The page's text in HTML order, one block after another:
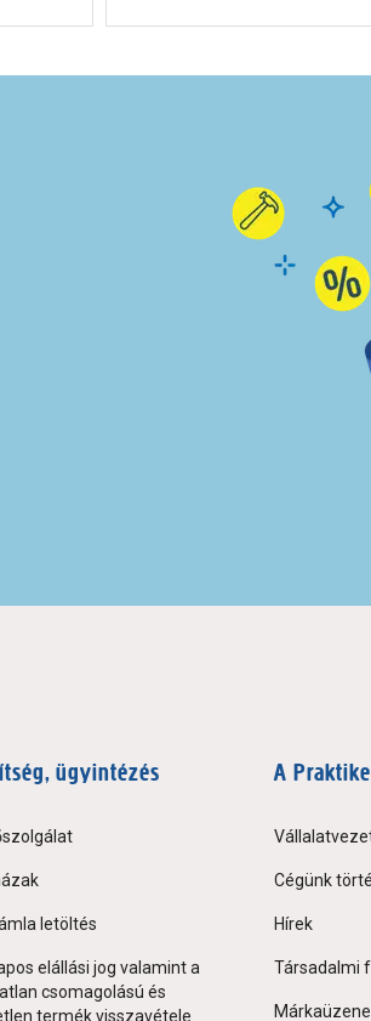
ügyintézés
letöltés
elállási jog valamint a
csomagolású és
termék visszavétele
A
Cégünk
Hírek
Társadalmi